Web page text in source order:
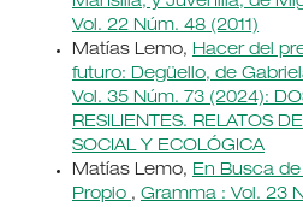
Vol. 22 Núm. 48 (2011)
Matías Lemo, Hacer del
futuro: Degüello, de
Vol. 35 Núm. 73 (2024):
RESILIENTES. RELATOS
SOCIAL Y ECOLÓGICA
Matías Lemo, En Busca
Propio , Gramma : Vol. 23